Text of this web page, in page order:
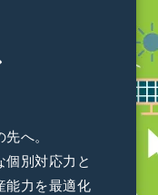
へ。
個別対応力と
能力を最適化